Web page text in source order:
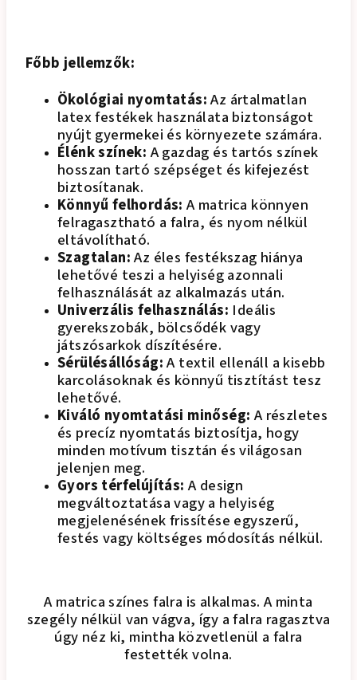
Főbb jellemzők:
Ökológiai nyomtatás:Az ártalmatlan
latex festékek használata biztonságot
nyújt gyermekei és környezete számára.
Élénk színek:A gazdag és tartós színek
hosszan tartó szépséget és kifejezést
biztosítanak.
Könnyű felhordás:A matrica könnyen
felragasztható a falra, és nyom nélkül
eltávolítható.
Szagtalan:Az éles festékszag hiánya
lehetővé teszi a helyiség azonnali
felhasználását az alkalmazás után.
Univerzális felhasználás: Ideális
gyerekszobák, bölcsődék vagy
játszósarkok díszítésére.
Sérülésállóság:A textil ellenáll a kisebb
karcolásoknak és könnyű tisztítást tesz
lehetővé.
Kiváló nyomtatási minőség:A részletes
és precíz nyomtatás biztosítja, hogy
minden motívum tisztán és világosan
jelenjen meg.
Gyors térfelújítás:A design
megváltoztatása vagy a helyiség
megjelenésének frissítése egyszerű,
festés vagy költséges módosítás nélkül.
A matrica színes falra is alkalmas. A minta
szegély nélkül van vágva, így a falra ragasztva
úgy néz ki, mintha közvetlenül a falra
festették volna.